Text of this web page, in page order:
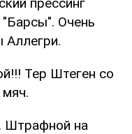
Очень
Тер Штеген со
Штрафной на